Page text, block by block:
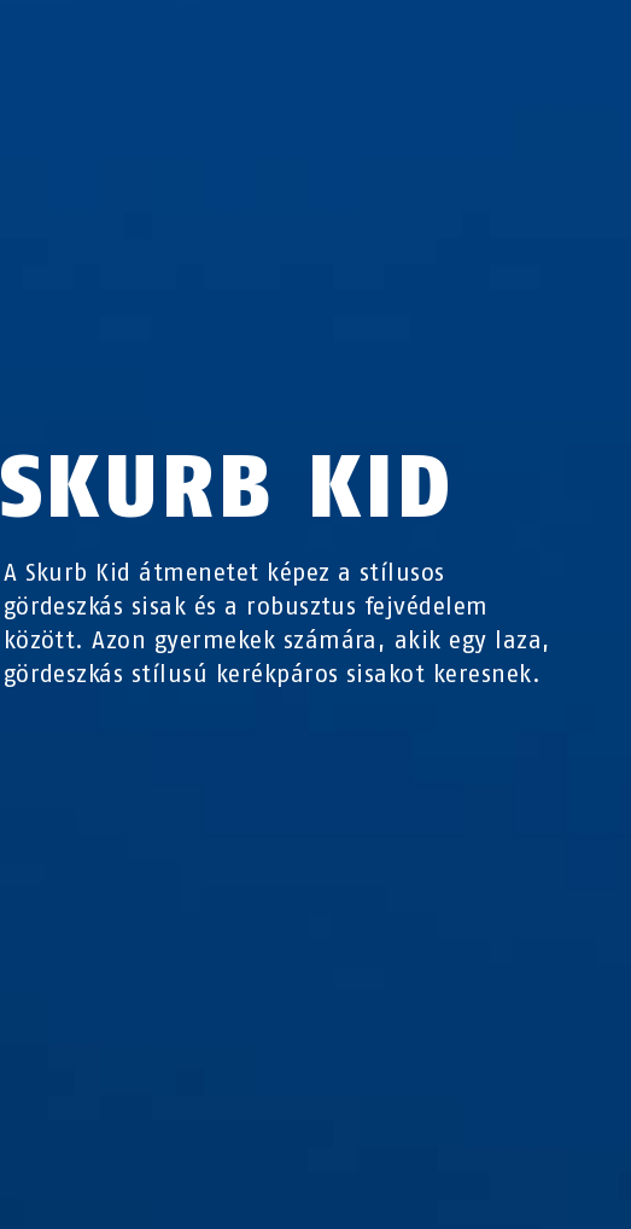
SKURB KID
A Skurb Kid átmenetet képez a stílusos
gördeszkás sisak és a robusztus fejvédelem
között. Azon gyermekek számára, akik egy laza,
gördeszkás stílusú kerékpáros sisakot keresnek.